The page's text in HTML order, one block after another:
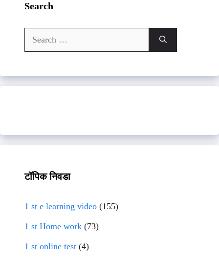
Search
Search
for:
टॉपिक निवडा
1 st e learning video (155)
1 st Home work (73)
1 st online test (4)